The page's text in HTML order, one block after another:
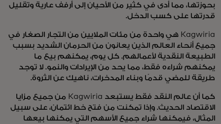
بحوزتها، مما أدى في كثير من الأحيان إلى أرفف عارية وتقليل
قدرتها على كسب الدخل.
Kagwiria هي واحدة من مئات الملايين من التجار الصغار في
جميع أنحاء العالم الذين يعانون من الحرمان الشديد بسبب
الطبيعة النقدية لأعمالهم. كل يوم، يمكنهم بيع ما
يمكنهم شراءه فقط، مما يحد من الإيرادات والنمو. لا توجد
طريقة للمضي قدمًا وبناء المدخرات، ناهيك عن الثروة.
كما أن عالم النقد فقط يستبعد Kagwiria من جميع مزايا
الاقتصاد الحديث. وإذا تمكنت من فتح خط ائتمان، على سبيل
المثال، فيمكنها شراء جميع الأسهم التي يمكنها بيعها